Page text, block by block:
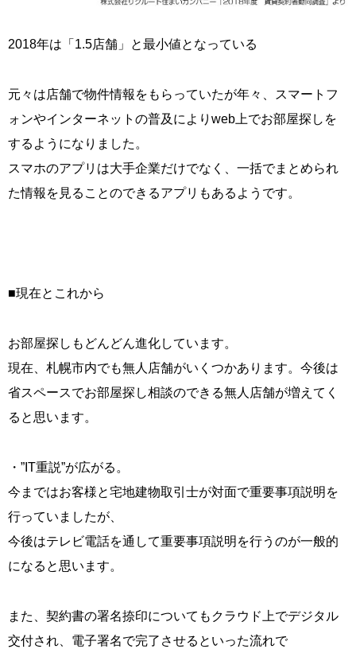
2018年は「1.5店舗」と最小値となっている
元々は店舗で物件情報をもらっていたが年々、スマートフ
ォンやインターネットの普及によりweb上でお部屋探しを
するようになりました。
スマホのアプリは大手企業だけでなく、一括でまとめられ
た情報を見ることのできるアプリもあるようです。
■現在とこれから
お部屋探しもどんどん進化しています。
現在、札幌市内でも無人店舗がいくつかあります。今後は
省スペースでお部屋探し相談のできる無人店舗が増えてく
ると思います。
・”IT重説”が広がる。
今まではお客様と宅地建物取引士が対面で重要事項説明を
行っていましたが、
今後はテレビ電話を通して重要事項説明を行うのが一般的
になると思います。
また、契約書の署名捺印についてもクラウド上でデジタル
交付され、電子署名で完了させるといった流れで